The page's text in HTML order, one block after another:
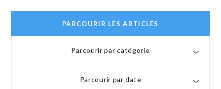
PARCOURIR LES ARTICLES
Parcourir par catégorie
Parcourir par date